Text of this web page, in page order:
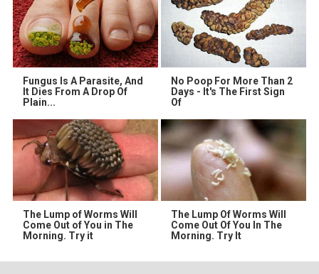
Fungus Is A Parasite, And
It Dies From A Drop Of
Plain...
No Poop For More Than 2
Days - It's The First Sign
Of
The Lump of Worms Will
Come Out of You in The
Morning. Try it
The Lump Of Worms Will
Come Out Of You In The
Morning. Try It